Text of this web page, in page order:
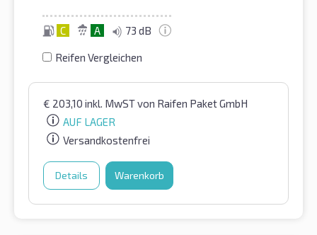
C A 73 dB
Reifen Vergleichen
€ 203,10 inkl. MwSTvon Raifen Paket GmbH
AUF LAGER
Versandkostenfrei
Details Warenkorb